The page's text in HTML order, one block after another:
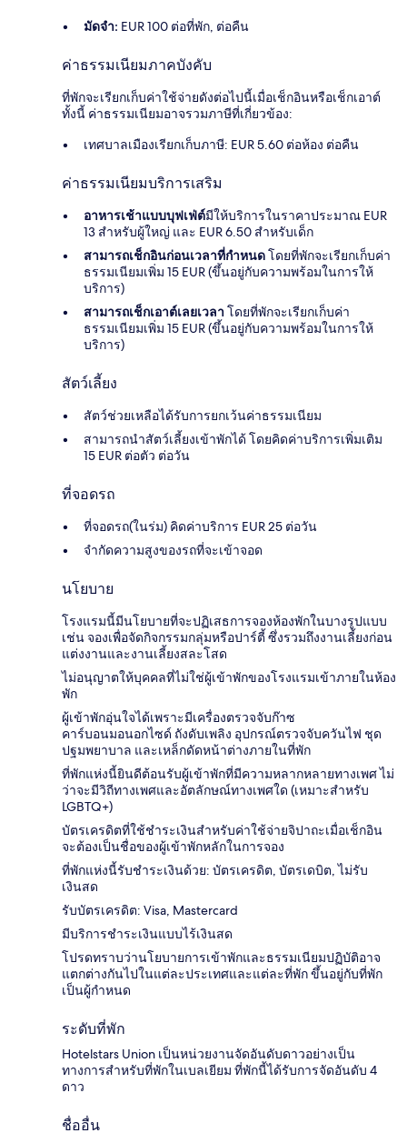
มัดจำ: EUR 100 ต่อที่พัก, ต่อคืน
ค่าธรรมเนียมภาคบังคับ
ที่พักจะเรียกเก็บค่าใช้จ่ายดังต่อไปนี้เมื่อเช็กอินหรือเช็กเอาต์
ทั้งนี้ ค่าธรรมเนียมอาจรวมภาษีที่เกี่ยวข้อง:
เทศบาลเมืองเรียกเก็บภาษี: EUR 5.60 ต่อห้อง ต่อคืน
ค่าธรรมเนียมบริการเสริม
อาหารเช้าแบบบุฟเฟ่ต์มีให้บริการในราคาประมาณ EUR
13 สำหรับผู้ใหญ่ และ EUR 6.50 สำหรับเด็ก
สามารถเช็กอินก่อนเวลาที่กำหนดโดยที่พักจะเรียกเก็บค่า
ธรรมเนียมเพิ่ม 15 EUR (ขึ้นอยู่กับความพร้อมในการให้
บริการ)
สามารถเช็กเอาต์เลยเวลา โดยที่พักจะเรียกเก็บค่า
ธรรมเนียมเพิ่ม 15 EUR (ขึ้นอยู่กับความพร้อมในการให้
บริการ)
สัตว์เลี้ยง
สัตว์ช่วยเหลือได้รับการยกเว้นค่าธรรมเนียม
สามารถนำสัตว์เลี้ยงเข้าพักได้ โดยคิดค่าบริการเพิ่มเติม
15 EUR ต่อตัว ต่อวัน
ที่จอดรถ
ที่จอดรถ(ในร่ม) คิดค่าบริการ EUR 25 ต่อวัน
จำกัดความสูงของรถที่จะเข้าจอด
นโยบาย
โรงแรมนี้มีนโยบายที่จะปฏิเสธการจองห้องพักในบางรูปแบบ
เช่น จองเพื่อจัดกิจกรรมกลุ่มหรือปาร์ตี้ ซึ่งรวมถึงงานเลี้ยงก่อน
แต่งงานและงานเลี้ยงสละโสด
ไม่อนุญาตให้บุคคลที่ไม่ใช่ผู้เข้าพักของโรงแรมเข้าภายในห้อง
พัก
ผู้เข้าพักอุ่นใจได้เพราะมีเครื่องตรวจจับก๊าซ
คาร์บอนมอนอกไซด์ ถังดับเพลิง อุปกรณ์ตรวจจับควันไฟ ชุด
ปฐมพยาบาล และเหล็กดัดหน้าต่างภายในที่พัก
ที่พักแห่งนี้ยินดีต้อนรับผู้เข้าพักที่มีความหลากหลายทางเพศ ไม่
ว่าจะมีวิถีทางเพศและอัตลักษณ์ทางเพศใด (เหมาะสำหรับ
LGBTQ+)
บัตรเครดิตที่ใช้ชำระเงินสำหรับค่าใช้จ่ายจิปาถะเมื่อเช็กอิน
จะต้องเป็นชื่อของผู้เข้าพักหลักในการจอง
ที่พักแห่งนี้รับชำระเงินด้วย: บัตรเครดิต, บัตรเดบิต, ไม่รับ
เงินสด
รับบัตรเครดิต: Visa, Mastercard
มีบริการชำระเงินแบบไร้เงินสด
โปรดทราบว่านโยบายการเข้าพักและธรรมเนียมปฏิบัติอาจ
แตกต่างกันไปในแต่ละประเทศและแต่ละที่พัก ขึ้นอยู่กับที่พัก
เป็นผู้กำหนด
ระดับที่พัก
Hotelstars Union เป็นหน่วยงานจัดอันดับดาวอย่างเป็น
ทางการสำหรับที่พักในเบลเยียม ที่พักนี้ได้รับการจัดอันดับ 4
ดาว
ชื่ออื่น